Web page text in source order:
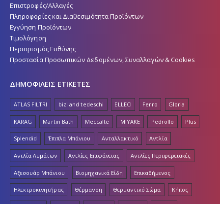
Επιστροφές/Αλλαγές
Πληροφορίες και Διαθεσιμότητα Προϊόντων
Εγγύηση Προϊόντων
Τιμολόγηση
Περιορισμός Ευθύνης
Προστασία Προσωπικών Δεδομένων, Συναλλαγών & Cookies
ΔΗΜΟΦΙΛΕΙΣ ΕΤΙΚΕΤΕΣ
ATLAS FILTRI bizi and tedeschi ELLECI Ferro Gloria
KARAG Martin Bath Meccalte MIYAKE Pedrollo Plus
Splendid Έπιπλα Μπάνιου Ανταλλακτικό Αντλία
Αντλία Λυμάτων Αντλίες Επιφάνειας Αντλίες Περιφερειακές
Αξεσουάρ Μπάνιου Βιομηχανικά Είδη Επικαθήμενος
Ηλεκτροκινητήρας Θέρμανση Θερμαντικό Σώμα Κήπος